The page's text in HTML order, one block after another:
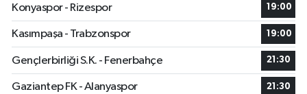
Konyaspor - Rizespor
19:00
Kasımpaşa - Trabzonspor 19:00
Gençlerbirliği S.K. - Fenerbahçe 21:30
Gaziantep FK - Alanyaspor 21:30